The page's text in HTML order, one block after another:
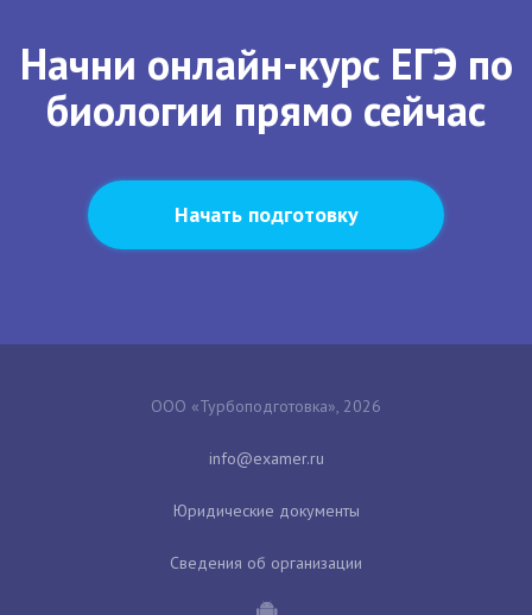
Начни онлайн-курс ЕГЭ по
биологии прямо сейчас
Начать подготовку
ООО «Турбоподготовка», 2026
Юридические документы
Сведения об организации